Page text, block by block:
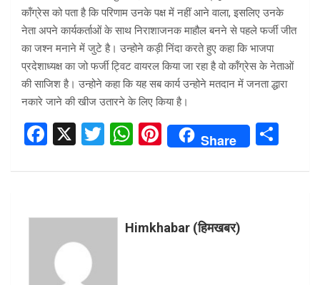
कॉंग्रेस को पता है कि परिणाम उनके पक्ष में नहीं आने वाला, इसलिए उनके
नेता अपने कार्यकर्ताओं के साथ निराशाजनक माहौल बनने से पहले फर्जी जीत
का जश्न मनाने में जुटे है। उन्होने कड़ी निंदा करते हुए कहा कि भाजपा
प्रदेशाध्यक्ष का जो फर्जी ट्विट वायरल किया जा रहा है वो कॉंग्रेस के नेताओं
की साजिश है। उन्होने कहा कि यह सब कार्य उन्होने मतदान में जनता द्धारा
नकारे जाने की खीज उतारने के लिए किया है।
F
ce
o
o
k
X
T
tt
W
at
A
Pi
nt
er
t
Share
ar
Himkhabar (हिमखबर)